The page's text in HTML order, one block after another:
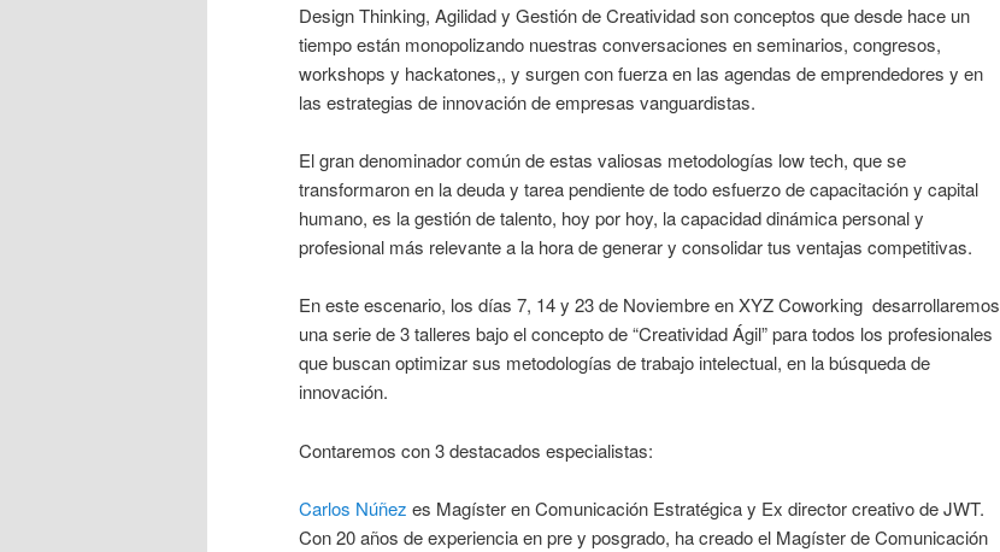
Design Thinking, Agilidad y Gestión de Creatividad son conceptos que desde hace un
tiempo están monopolizando nuestras conversaciones en seminarios, congresos,
workshops y hackatones,, y surgen con fuerza en las agendas de emprendedores y en
las estrategias de innovación de empresas vanguardistas.
El gran denominador común de estas valiosas metodologías low tech, que se
transformaron en la deuda y tarea pendiente de todo esfuerzo de capacitación y capital
humano, es la gestión de talento, hoy por hoy, la capacidad dinámica personal y
profesional más relevante a la hora de generar y consolidar tus ventajas competitivas.
En este escenario, los días 7, 14 y 23 de Noviembre en XYZ Coworking desarrollaremos
una serie de 3 talleres bajo el concepto de “Creatividad Ágil” para todos los profesionales
que buscan optimizar sus metodologías de trabajo intelectual, en la búsqueda de
innovación.
Contaremos con 3 destacados especialistas:
Carlos Núñez es Magíster en Comunicación Estratégica y Ex director creativo de JWT.
Con 20 años de experiencia en pre y posgrado, ha creado el Magíster de Comunicación